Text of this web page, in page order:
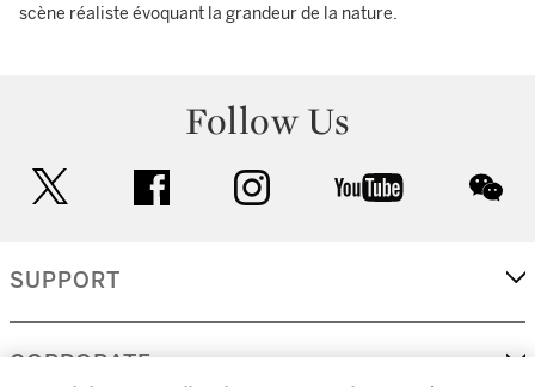
scène réaliste évoquant la grandeur de la nature.
Follow Us
facebook instagram youtube
SUPPORT
CORPORATE